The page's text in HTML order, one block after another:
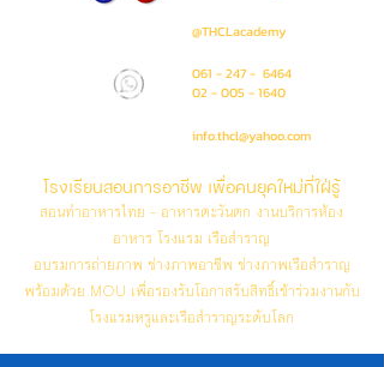
@THCLacademy
061 - 247 - 6464
02 - 005 - 1640
info.thcl@yahoo.com
โรงเรียนสอนการอาชีพ เพื่อคนยุคใหม่ที่ใฝ่รู้
สอนทำอาหารไทย - อาหารตะวันตก งานบริการห้อง
อาหาร โรงแรม เรือสำราญ
อบรมการถ่ายภาพ ช่างภาพอาชีพ ช่างภาพเรือสำราญ
พร้อมด้วย MOU เพื่อรองรับโอกาสรับสิทธิ์เข้าร่วมงานกับ
โรงแรมหรูและเรือสำราญระดับโลก